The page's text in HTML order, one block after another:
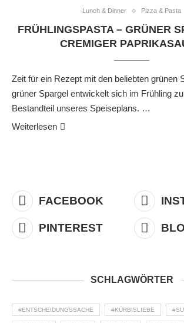
Lunch & Dinner Pizza & Pasta
FRÜHLINGSPASTA – GRÜNER
CREMIGER
Zeit für ein Rezept mit den beliebten grünen
grüner Spargel entwickelt sich im Frühling
Bestandteil unseres Speiseplans. …
Weiterlesen
FACEBOOK
PINTEREST
SCHLAGWÖRTER
#ENTSCHEIDUNGSSACHE #KÜRBISLIEBE